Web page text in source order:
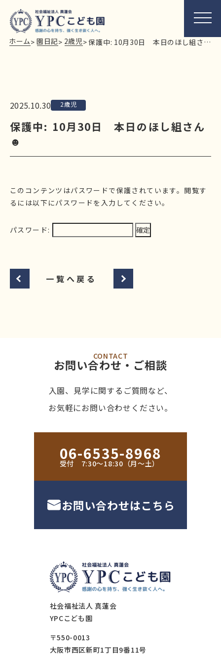
ホーム> 園日記> 2歳児> 保護中: 10月30日 本日のほし組さん☻
2025.10.30 2歳児
保護中: 10月30日 本日のほし組さん
☻
このコンテンツはパスワードで保護されています。閲覧す
るには以下にパスワードを入力してください。
パスワード:
一覧へ戻る
CONTACT
お問い合わせ・ご相談
入園、見学に関するご質問など、
お気軽にお問い合わせください。
06-6535-8968
受付 7:30〜18:30（月〜土）
お問い合わせはこちら
社会福祉法人 真蓮会
YPCこども園
〒550-0013
大阪市西区新町1丁目9番11号